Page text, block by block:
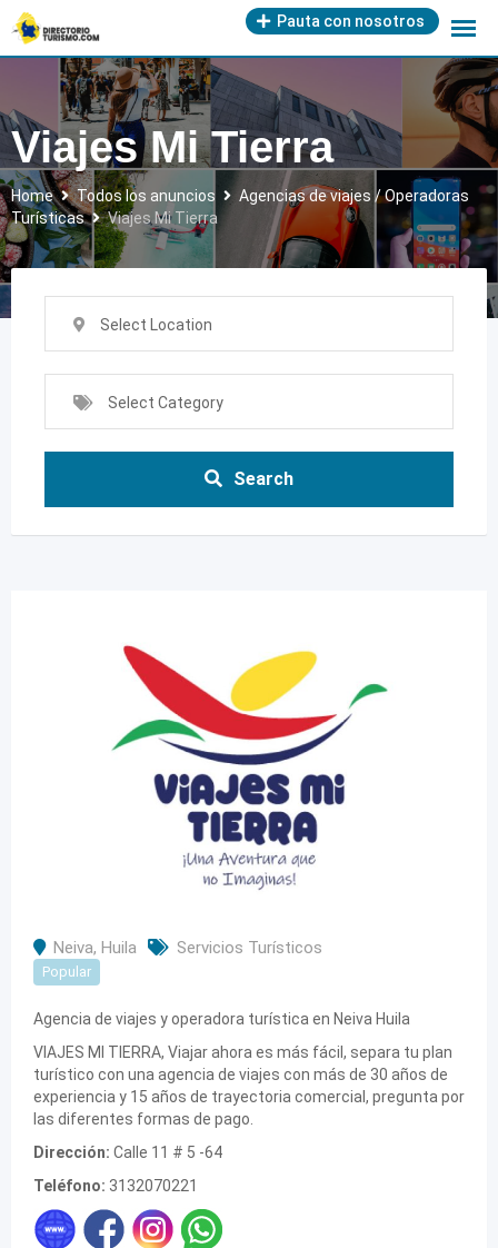
Skip
to
content
Pauta con nosotros
Viajes Mi Tierra
Home Todos los anuncios
Agencias de viajes / Operadoras
Turísticas
Viajes Mi Tierra
Select Location
Select Category
Search
Neiva, Huila Servicios Turísticos
Popular
Agencia de viajes y operadora turística en Neiva Huila
VIAJES MI TIERRA, Viajar ahora es más fácil, separa tu plan
turístico con una agencia de viajes con más de 30 años de
experiencia y 15 años de trayectoria comercial, pregunta por
las diferentes formas de pago.
Dirección: Calle 11 # 5 -64
Teléfono: 3132070221